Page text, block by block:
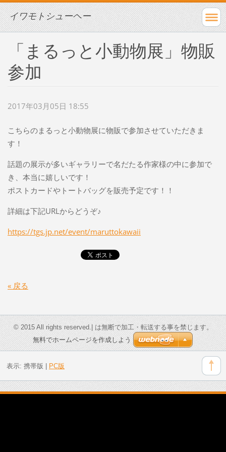
イワモトシューヘー
「まるっと小動物展」物販
参加
2017年03月05日 18:55
こちらのまるっと小動物展に物販で参加させていただきま
す！
話題の展示が多いギャラリーで名だたる作家様の中に参加で
き、本当に嬉しいです！
ポストカードやトートバッグを販売予定です！！
詳細は下記URLからどうぞ♪
https://tgs.jp.net/event/maruttokawaii
« 戻る
© 2015 All rights reserved.| は無断で加工・転送する事を禁じます。
無料でホームページを作成しよう
表示: 携帯版 PC版